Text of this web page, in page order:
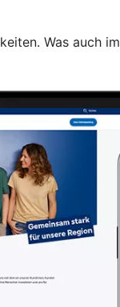
Was auch